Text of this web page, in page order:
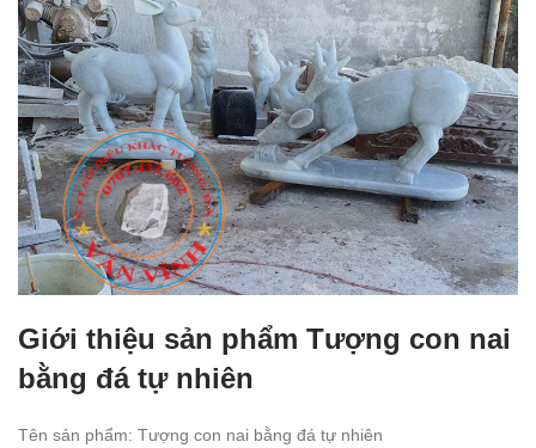
Giới thiệu sản phẩm Tượng con nai
bằng đá tự nhiên
Tên sản phẩm: Tượng con nai bằng đá tự nhiên